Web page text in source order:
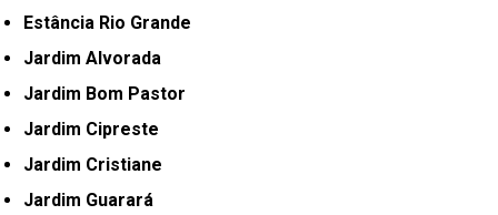
Estância Rio Grande
Jardim Alvorada
Jardim Bom Pastor
Jardim Cipreste
Jardim Cristiane
Jardim Guarará